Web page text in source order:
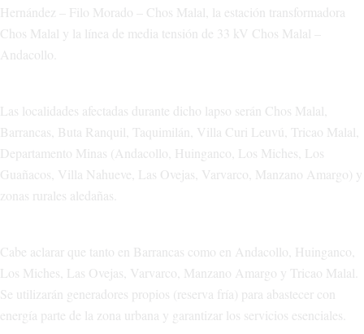
Hernández – Filo Morado – Chos Malal, la estación transformadora
Chos Malal y la línea de media tensión de 33 kV Chos Malal –
Andacollo.
Las localidades afectadas durante dicho lapso serán Chos Malal,
Barrancas, Buta Ranquil, Taquimilán, Villa Curi Leuvú, Tricao Malal,
Departamento Minas (Andacollo, Huinganco, Los Miches, Los
Guañacos, Villa Nahueve, Las Ovejas, Varvarco, Manzano Amargo) y
zonas rurales aledañas.
Cabe aclarar que tanto en Barrancas como en Andacollo, Huinganco,
Los Miches, Las Ovejas, Varvarco, Manzano Amargo y Tricao Malal.
Se utilizarán generadores propios (reserva fría) para abastecer con
energía parte de la zona urbana y garantizar los servicios esenciales.